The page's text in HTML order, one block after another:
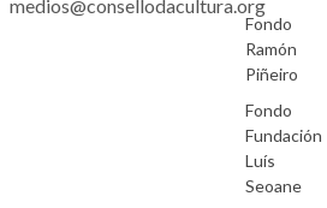
medios@consellodacultura.org
Fondo
Ramón
Piñeiro
Fondo
Fundación
Luís
Seoane